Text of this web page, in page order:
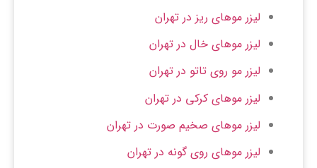
لیزر موهای ریز در تهران
لیزر موهای خال در تهران
لیزر مو روی تاتو در تهران
لیزر موهای کرکی در تهران
لیزر موهای صخیم صورت در تهران
لیزر موهای روی گونه در تهران